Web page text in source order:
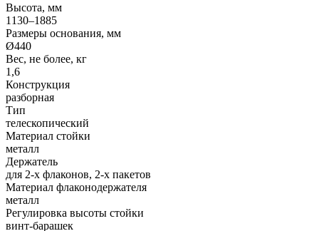
Высота, мм
1130–1885
Размеры основания, мм
Ø440
Вес, не более, кг
1,6
Конструкция
разборная
Тип
телескопический
Материал стойки
металл
Держатель
для 2-х флаконов, 2-х пакетов
Материал флаконодержателя
металл
Регулировка высоты стойки
винт-барашек